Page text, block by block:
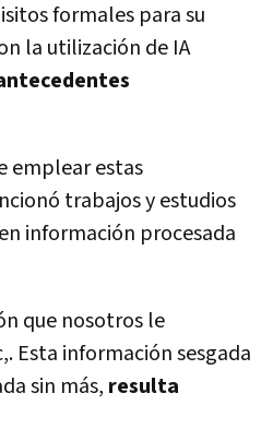
formales para su
la utilización de IA
emplear estas
trabajos y estudios
información procesada
que nosotros le
Esta información sesgada
sin más, resulta